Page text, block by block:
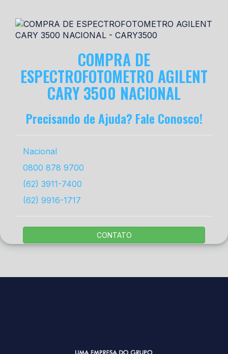
COMPRA DE
ESPECTROFOTOMETRO AGILENT
CARY 3500 NACIONAL
Precisando de Ajuda? Fale Conosco!
Nacional
0800 878 9700
(62) 3911-7400
(62) 9916-1717
CONTATO